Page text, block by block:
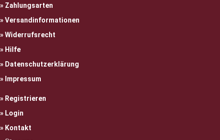
Zahlungsarten
Versandinformationen
Widerrufsrecht
Hilfe
Datenschutzerklärung
Impressum
Registrieren
Login
Kontakt